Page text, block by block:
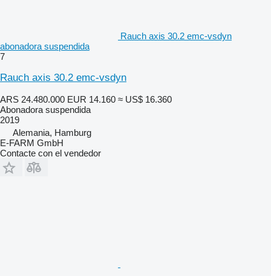
Rauch axis 30.2 emc-vsdyn
abonadora suspendida
7
Rauch axis 30.2 emc-vsdyn
ARS 24.480.000 EUR 14.160 ≈ US$ 16.360
Abonadora suspendida
2019
Alemania, Hamburg
E-FARM GmbH
Contacte con el vendedor